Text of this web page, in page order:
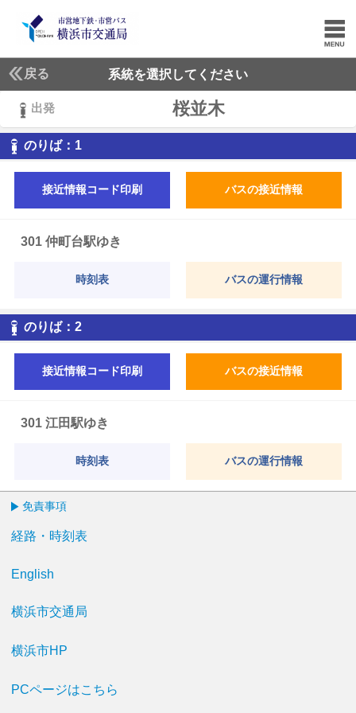
戻る 系統を選択してください
出発 桜並木
のりば： 1
接近情報コード印刷 バスの接近情報
301 仲町台駅ゆき
時刻表 バスの運行情報
のりば： 2
接近情報コード印刷 バスの接近情報
301 江田駅ゆき
時刻表 バスの運行情報
免責事項
経路・時刻表
English
横浜市交通局
横浜市HP
PCページはこちら